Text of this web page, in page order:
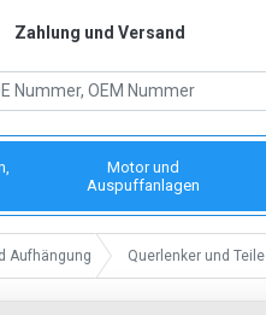
Zahlung und Versand
Motor und
Auspuffanlagen
Aufhängung Querlenker und Teile